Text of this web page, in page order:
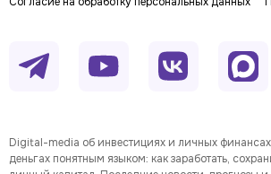
Digital-media об инвестициях и личных
деньгах понятным языком: как заработать,